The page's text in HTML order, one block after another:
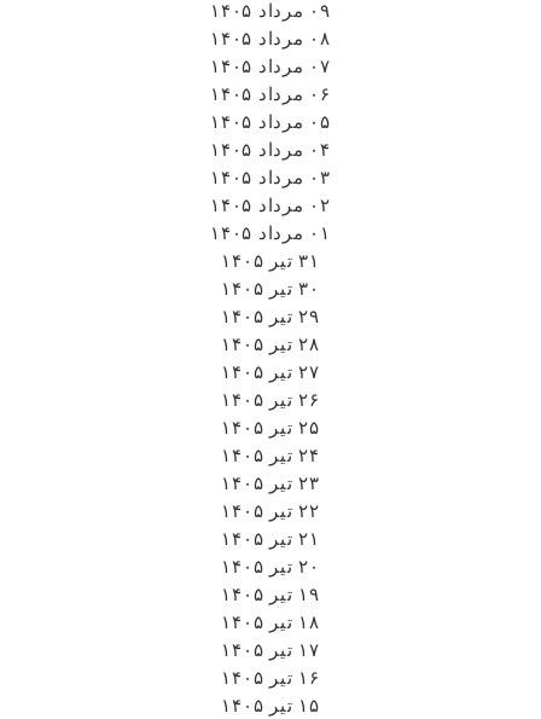
۰۹ مرداد ۱۴۰۵
۰۸ مرداد ۱۴۰۵
۰۷ مرداد ۱۴۰۵
۰۶ مرداد ۱۴۰۵
۰۵ مرداد ۱۴۰۵
۰۴ مرداد ۱۴۰۵
۰۳ مرداد ۱۴۰۵
۰۲ مرداد ۱۴۰۵
۰۱ مرداد ۱۴۰۵
۳۱ تیر ۱۴۰۵
۳۰ تیر ۱۴۰۵
۲۹ تیر ۱۴۰۵
۲۸ تیر ۱۴۰۵
۲۷ تیر ۱۴۰۵
۲۶ تیر ۱۴۰۵
۲۵ تیر ۱۴۰۵
۲۴ تیر ۱۴۰۵
۲۳ تیر ۱۴۰۵
۲۲ تیر ۱۴۰۵
۲۱ تیر ۱۴۰۵
۲۰ تیر ۱۴۰۵
۱۹ تیر ۱۴۰۵
۱۸ تیر ۱۴۰۵
۱۷ تیر ۱۴۰۵
۱۶ تیر ۱۴۰۵
۱۵ تیر ۱۴۰۵